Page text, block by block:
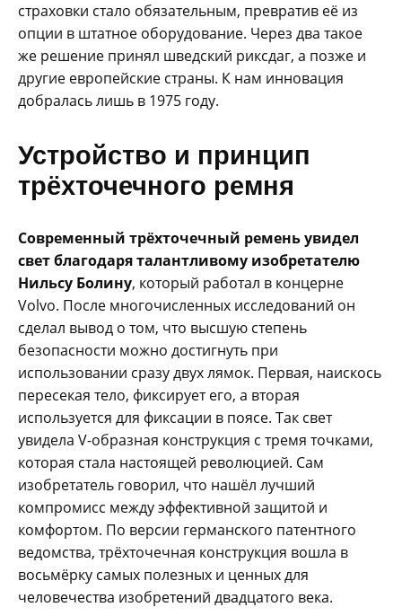
страховки стало обязательным, превратив её из
опции в штатное оборудование. Через два такое
же решение принял шведский риксдаг, а позже и
другие европейские страны. К нам инновация
добралась лишь в 1975 году.
Устройство и принцип
трёхточечного ремня
Современный трёхточечный ремень увидел
свет благодаря талантливому изобретателю
Нильсу Болину, который работал в концерне
Volvo. После многочисленных исследований он
сделал вывод о том, что высшую степень
безопасности можно достигнуть при
использовании сразу двух лямок. Первая, наискось
пересекая тело, фиксирует его, а вторая
используется для фиксации в поясе. Так свет
увидела V-образная конструкция с тремя точками,
которая стала настоящей революцией. Сам
изобретатель говорил, что нашёл лучший
компромисс между эффективной защитой и
комфортом. По версии германского патентного
ведомства, трёхточечная конструкция вошла в
восьмёрку самых полезных и ценных для
человечества изобретений двадцатого века.